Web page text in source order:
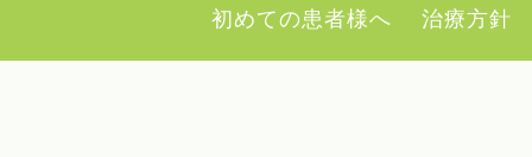
初めての患者様へ 治療方針